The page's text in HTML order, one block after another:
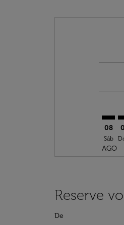
08
Sáb
AGO
Reserve
De